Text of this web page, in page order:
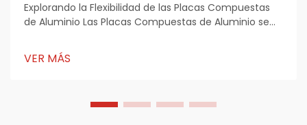
Explorando la Flexibilidad de las Placas Compuestas
de Aluminio Las Placas Compuestas de Aluminio se
arquitectura moderna, la publicidad y el diseño
industrial. Conocidas por su resistencia, estructura
VER MÁS